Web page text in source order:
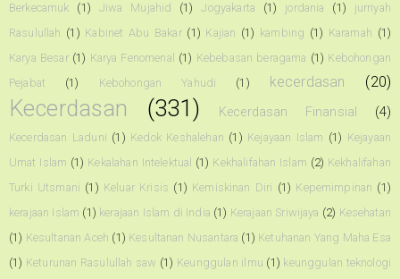
Berkecamuk
(1) Jiwa Mujahid (1) Jogyakarta (1) jordania (1)
jurriyah
Rasulullah (1) Kabinet Abu Bakar (1) Kajian (1) kambing (1) Karamah (1)
Karya Besar (1) Karya Fenomenal (1) Kebebasan beragama (1) Kebohongan
Pejabat
(1) Kebohongan Yahudi (1) kecerdasan (20)
Kecerdasan (331) Kecerdasan Finansial (4)
Kecerdasan Laduni (1) Kedok Keshalehan (1) Kejayaan Islam (1) Kejayaan
Umat Islam (1) Kekalahan Intelektual (1) Kekhalifahan Islam (2) Kekhalifahan
Turki Utsmani (1) Keluar Krisis (1) Kemiskinan Diri (1) Kepemimpinan (1)
kerajaan Islam (1) kerajaan Islam di India (1) Kerajaan Sriwijaya (2) Kesehatan
(1) Kesultanan Aceh (1) Kesultanan Nusantara (1) Ketuhanan Yang Maha Esa
(1) Keturunan Rasulullah saw (1) Keunggulan ilmu (1) keunggulan teknologi